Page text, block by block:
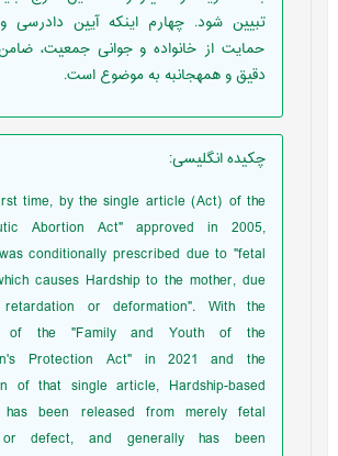
تبیین شود. چهارم اینکه آیین دادرسی
حمایت از خانواده و جوانی جمعیت،
دقیق و همه‏جانبه به موضوع است.
چکیده انگلیسی:
time, by the single article (Act) of the
Abortion Act" approved in 2005,
conditionally prescribed due to "fetal
causes Hardship to the mother, due
or deformation". With the
of the "Family and Youth of the
Protection Act" in 2021 and the
of that single article, Hardship-based
has been released from merely fetal
or defect, and generally has been